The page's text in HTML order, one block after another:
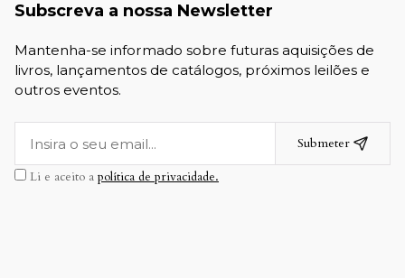
Subscreva a nossa Newsletter
Mantenha-se informado sobre futuras aquisições de
livros, lançamentos de catálogos, próximos leilões e
outros eventos.
Submeter
Li e aceito a política de privacidade.